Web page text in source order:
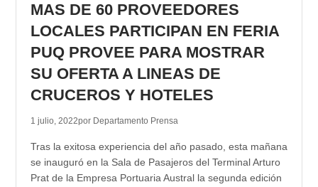
MAS DE 60 PROVEEDORES
LOCALES PARTICIPAN EN FERIA
PUQ PROVEE PARA MOSTRAR
SU OFERTA A LINEAS DE
CRUCEROS Y HOTELES
1 julio, 2022por Departamento Prensa
Tras la exitosa experiencia del año pasado, esta mañana
se inauguró en la Sala de Pasajeros del Terminal Arturo
Prat de la Empresa Portuaria Austral la segunda edición